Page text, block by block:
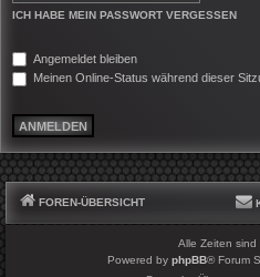
ICH HABE MEIN PASSWORT VERGESSEN
Angemeldet bleiben
Meinen Online-Status während dieser
FOREN-ÜBERSICHT
Alle Zeiten sind
Powered by phpBB® Forum